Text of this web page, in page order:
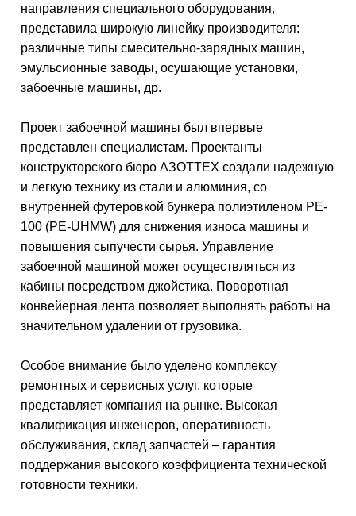
направления специального оборудования,
представила широкую линейку производителя:
различные типы смесительно-зарядных машин,
эмульсионные заводы, осушающие установки,
забоечные машины, др.
Проект забоечной машины был впервые
представлен специалистам. Проектанты
конструкторского бюро АЗОТТЕХ создали надежную
и легкую технику из стали и алюминия, со
внутренней футеровкой бункера полиэтиленом PE-
100 (PE-UHMW) для снижения износа машины и
повышения сыпучести сырья. Управление
забоечной машиной может осуществляться из
кабины посредством джойстика. Поворотная
конвейерная лента позволяет выполнять работы на
значительном удалении от грузовика.
Особое внимание было уделено комплексу
ремонтных и сервисных услуг, которые
представляет компания на рынке. Высокая
квалификация инженеров, оперативность
обслуживания, склад запчастей – гарантия
поддержания высокого коэффициента технической
готовности техники.